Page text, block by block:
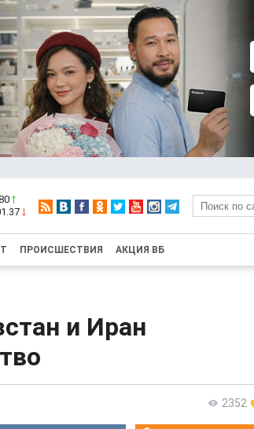
ПРОИСШЕСТВИЯ АКЦИЯ ВБ
и Иран
2352